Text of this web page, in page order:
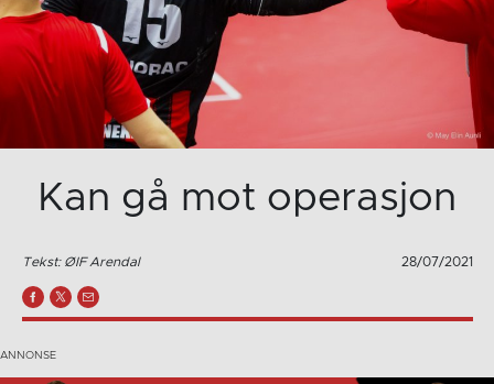
Kan gå mot operasjon
Tekst: ØIF Arendal 28/07/2021